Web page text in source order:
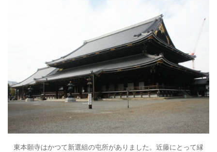
東本願寺はかつて新選組の屯所がありました。近藤にとって縁